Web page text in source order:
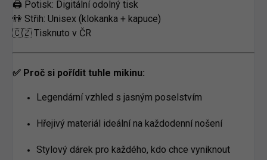
🖨️ Potisk: Digitální odolný tisk
👫 Střih: Unisex (klokanka + kapuce)
🇨🇿 Tisknuto v ČR
✅ Proč si pořídit tuhle mikinu:
Legendární vzhled s jasným poselstvím
Hřejivý materiál ideální na každodenní nošení
Stylový dárek pro každého, kdo chce vyniknout